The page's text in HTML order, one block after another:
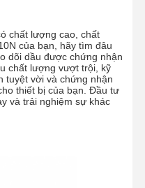
chất lượng cao, chất
của bạn, hãy tìm đâu
dõi dầu được chứng nhận
chất lượng vượt trội, kỹ
tuyệt vời và chứng nhận
thiết bị của bạn. Đầu tư
và trải nghiệm sự khác